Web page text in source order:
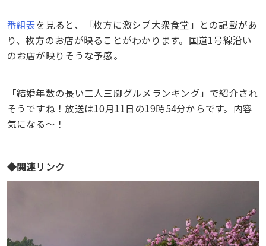
番組表を見ると、「枚方に激シブ大衆食堂」との記載があ
り、枚方のお店が映ることがわかります。国道1号線沿い
のお店が映りそうな予感。
「結婚年数の長い二人三脚グルメランキング」で紹介され
そうですね！放送は10月11日の19時54分からです。内容
気になる〜！
◆関連リンク